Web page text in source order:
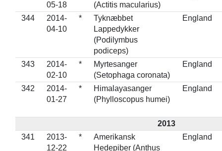
05-18
(Actitis macularius)
344
2014-
04-10
*
Tyknæbbet
Lappedykker
(Podilymbus
podiceps)
England
343
2014-
02-10
*
Myrtesanger
(Setophaga coronata)
England
342
2014-
01-27
*
Himalayasanger
(Phylloscopus humei)
England
2013
341
2013-
12-22
*
Amerikansk
Hedepiber (Anthus
England